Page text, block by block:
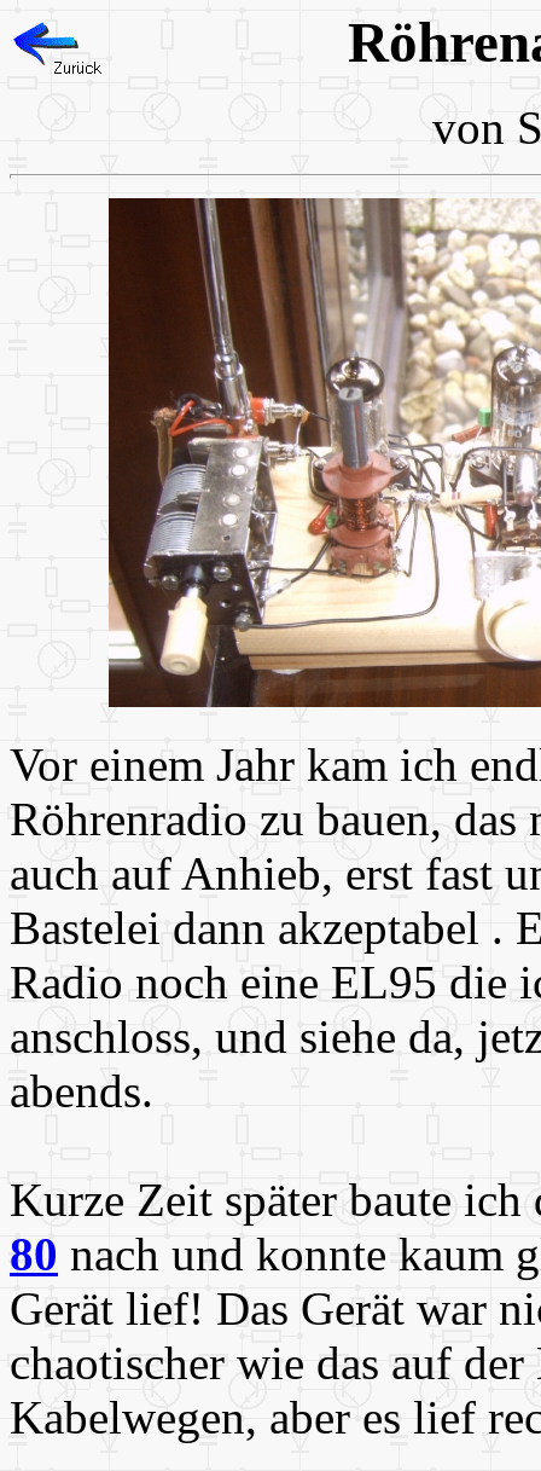
von
Vor einem Jahr kam ich
Röhrenradio zu bauen,
auch auf Anhieb, erst fast
Bastelei dann akzeptabel .
Radio noch eine EL95 die
anschloss, und siehe da,
abends.
Kurze Zeit später baute
80 nach und konnte kaum
Gerät lief! Das Gerät war
chaotischer wie das auf
Kabelwegen, aber es lief